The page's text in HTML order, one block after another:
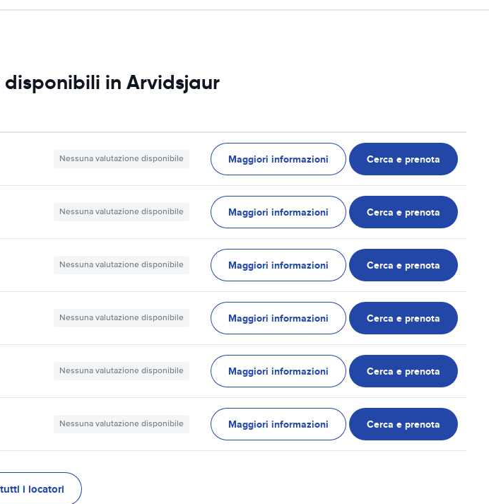
in Arvidsjaur
Nessuna valutazione disponibile Maggiori informazioni Cerca e prenota
Nessuna valutazione disponibile Maggiori informazioni Cerca e prenota
Nessuna valutazione disponibile Maggiori informazioni Cerca e prenota
Nessuna valutazione disponibile Maggiori informazioni Cerca e prenota
Nessuna valutazione disponibile Maggiori informazioni Cerca e prenota
Nessuna valutazione disponibile Maggiori informazioni Cerca e prenota
i locatori